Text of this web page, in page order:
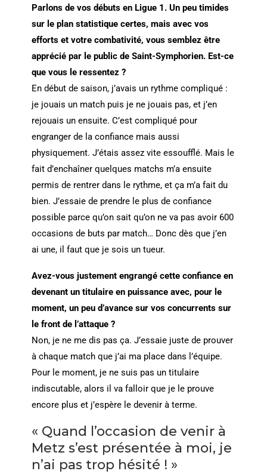
Parlons de vos débuts en Ligue 1. Un peu timides
sur le plan statistique certes, mais avec vos
efforts et votre combativité, vous semblez être
apprécié par le public de Saint-Symphorien. Est-ce
que vous le ressentez ?
En début de saison, j’avais un rythme compliqué :
je jouais un match puis je ne jouais pas, et j’en
rejouais un ensuite. C’est compliqué pour
engranger de la confiance mais aussi
physiquement. J’étais assez vite essoufflé. Mais le
fait d’enchaîner quelques matchs m’a ensuite
permis de rentrer dans le rythme, et ça m’a fait du
bien. J’essaie de prendre le plus de confiance
possible parce qu’on sait qu’on ne va pas avoir 600
occasions de buts par match… Donc dès que j’en
ai une, il faut que je sois un tueur.
Avez-vous justement engrangé cette confiance en
devenant un titulaire en puissance avec, pour le
moment, un peu d’avance sur vos concurrents sur
le front de l’attaque ?
Non, je ne me dis pas ça. J’essaie juste de prouver
à chaque match que j’ai ma place dans l’équipe.
Pour le moment, je ne suis pas un titulaire
indiscutable, alors il va falloir que je le prouve
encore plus et j’espère le devenir à terme.
« Quand l’occasion de venir à
Metz s’est présentée à moi, je
n’ai pas trop hésité ! »